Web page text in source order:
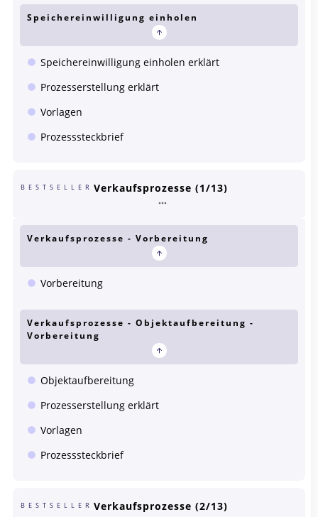
Speichereinwilligung einholen
Speichereinwilligung einholen erklärt
Prozesserstellung erklärt
Vorlagen
Prozesssteckbrief
BESTSELLER Verkaufsprozesse (1/13)
Verkaufsprozesse - Vorbereitung
Vorbereitung
Verkaufsprozesse - Objektaufbereitung -
Vorbereitung
Objektaufbereitung
Prozesserstellung erklärt
Vorlagen
Prozesssteckbrief
BESTSELLER Verkaufsprozesse (2/13)